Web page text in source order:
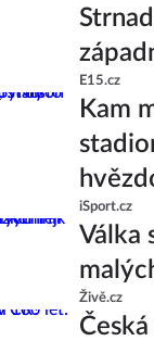
E15.cz
Kam
iSport.cz
Válka
Živě.cz